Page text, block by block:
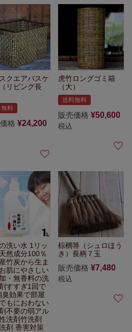
クエアバスケ
リビング長
料
格 ¥24,200
虎竹ロングゴミ箱
（大）
送料無料
販売価格 ¥50,600
税込
洗い水 1リッ
天然成分100％
竹炭から生ま
お肌にやさしい
・無香料の洗
すすぎ1回で
臭効果で部屋
もにおわない
不要の弱アル
洗剤竹洗剤
剤 香害対策
棕櫚箒（シュロほう
き）長柄７玉
販売価格 ¥7,480
税込